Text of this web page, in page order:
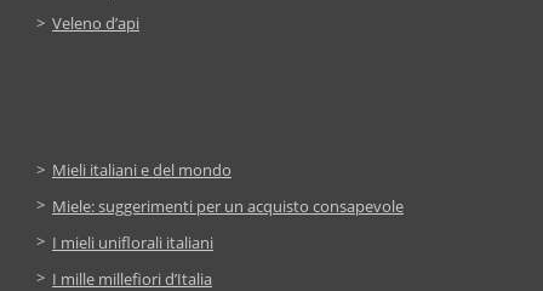
Veleno d’api
Mieli italiani e del mondo
Miele: suggerimenti per un acquisto consapevole
I mieli uniflorali italiani
I mille millefiori d’Italia